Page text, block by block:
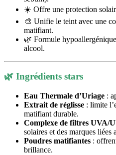
☀️ Offre une protection
🎨 Unifie le teint avec une
matifiant.
🌿 Formule
alcool.
🌿 Ingrédients stars
Eau Thermale d’Uriage :
Extrait de réglisse : limite
matifiant durable.
Complexe de filtres UVA/
solaires et des marques liées
Poudres matifiantes :
brillance.